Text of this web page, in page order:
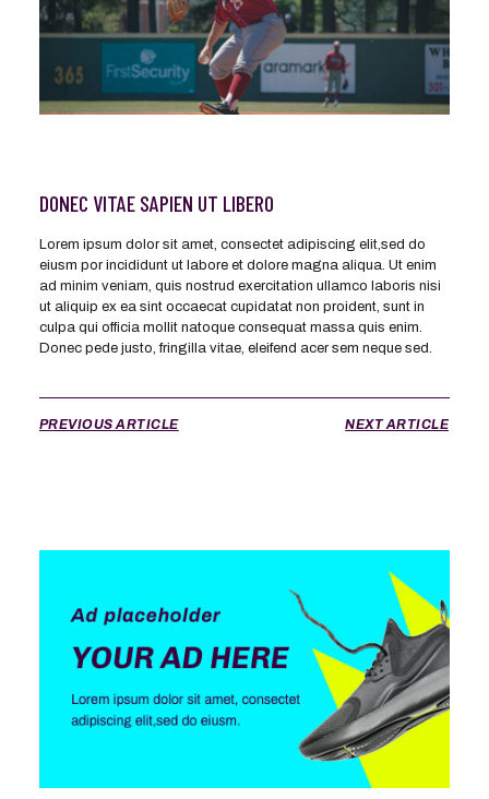
DONEC VITAE SAPIEN UT LIBERO
Lorem ipsum dolor sit amet, consectet adipiscing elit,sed do
eiusm por incididunt ut labore et dolore magna aliqua. Ut enim
ad minim veniam, quis nostrud exercitation ullamco laboris nisi
ut aliquip ex ea sint occaecat cupidatat non proident, sunt in
culpa qui officia mollit natoque consequat massa quis enim.
Donec pede justo, fringilla vitae, eleifend acer sem neque sed.
PREVIOUS ARTICLE NEXT ARTICLE